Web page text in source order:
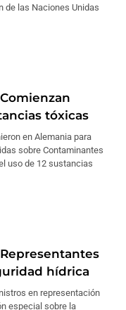
de las Naciones Unidas
tóxicas
en Alemania para
sobre Contaminantes
uso de 12 sustancias
Representantes
hídrica
en representación
especial sobre la